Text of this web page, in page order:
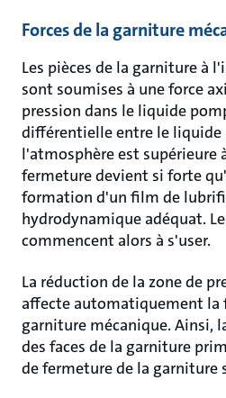
Forces de la garniture
Les pièces de la garniture à
sont soumises à une force
pression dans le liquide
différentielle entre le liquide
l'atmosphère est supérieure
fermeture devient si forte
formation d'un film de
hydrodynamique adéquat.
commencent alors à s'user.
La réduction de la zone de
affecte automatiquement la
garniture mécanique. Ainsi,
des faces de la garniture
de fermeture de la garniture